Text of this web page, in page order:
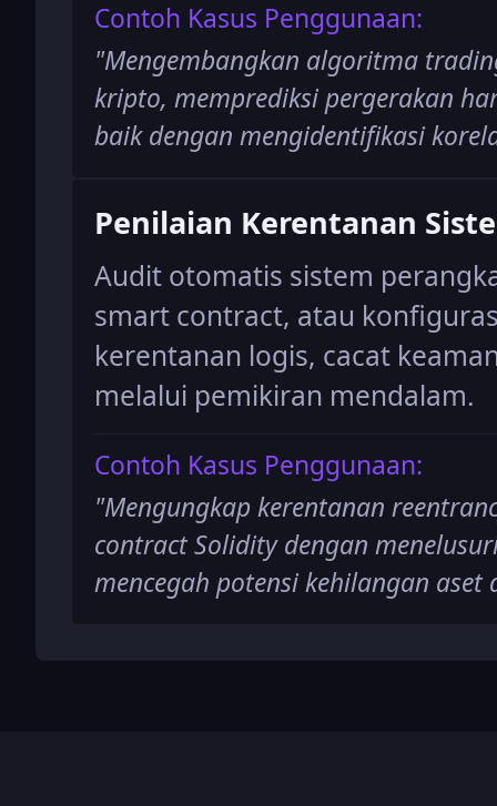
Contoh Kasus Penggunaan:
"Mengembangkan algoritma
kripto, memprediksi pergerakan
baik dengan mengidentifikasi
Penilaian Kerentanan
Audit otomatis sistem
smart contract, atau
kerentanan logis, cacat
melalui pemikiran mendalam.
Contoh Kasus Penggunaan:
"Mengungkap kerentanan
contract Solidity dengan
mencegah potensi kehilangan aset